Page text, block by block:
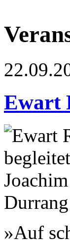
Ewart
»Auf